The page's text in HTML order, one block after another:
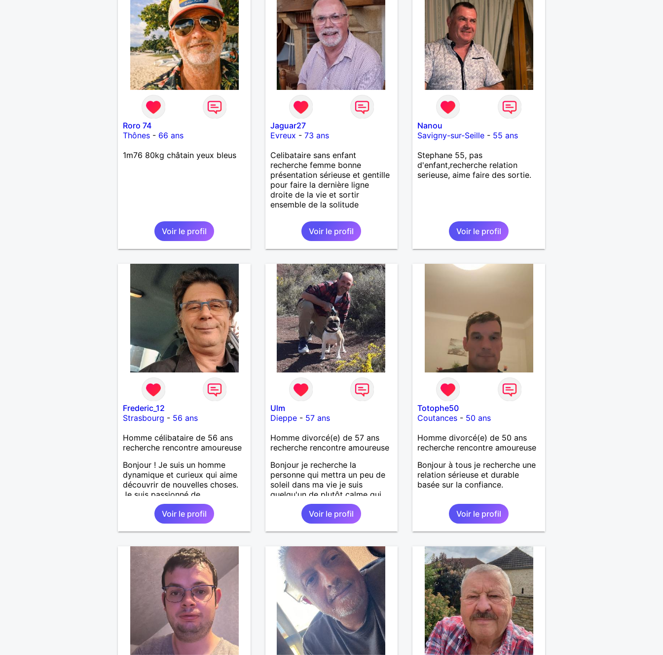
Roro 74
Thônes- 66 ans
1m76 80kg châtain yeux bleus
Voir le profil
Jaguar27
Evreux - 73 ans
Celibataire sans enfant
recherche femme bonne
présentation sérieuse et gentille
pour faire la dernière ligne
droite de la vie et sortir
ensemble de la solitude
Voir le profil
Nanou
Savigny-sur-Seille - 55 ans
Stephane 55, pas
d'enfant,recherche relation
serieuse, aime faire des sortie.
Voir le profil
Frederic_12
Strasbourg - 56 ans
Homme célibataire de 56 ans
recherche rencontre amoureuse
Bonjour ! Je suis un homme
dynamique et curieux qui aime
découvrir de nouvelles choses.
Je suis passionné de
sport,musique douce,ballade et
autres J'adore passer du temps
avec mes proches et partager
des moments inoubliables.
Voir le profil
Ulm
Dieppe- 57 ans
Homme divorcé(e) de 57 ans
recherche rencontre amoureuse
Bonjour je recherche la
personne qui mettra un peu de
soleil dans ma vie je suis
quelqu'un de plutôt calme qui
aime les choses simples sans
prise de tête, simplement
partager de belles choses avec
une personne qui me ressemble
Voir le profil
Totophe50
Coutances - 50 ans
Homme divorcé(e) de 50 ans
recherche rencontre amoureuse
Bonjour à tous je recherche une
relation sérieuse et durable
basée sur la confiance.
Voir le profil